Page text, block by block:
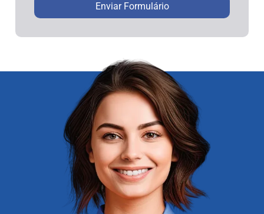
Enviar Formulário